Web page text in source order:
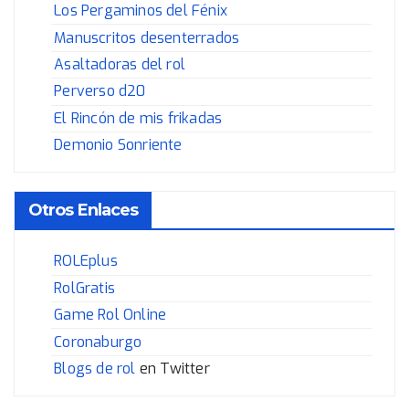
Los Pergaminos del Fénix
Manuscritos desenterrados
Asaltadoras del rol
Perverso d20
El Rincón de mis frikadas
Demonio Sonriente
Otros Enlaces
ROLEplus
RolGratis
Game Rol Online
Coronaburgo
Blogs de rol en Twitter